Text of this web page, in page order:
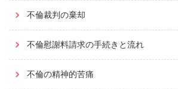
不倫裁判の棄却
不倫慰謝料請求の手続きと流れ
不倫の精神的苦痛